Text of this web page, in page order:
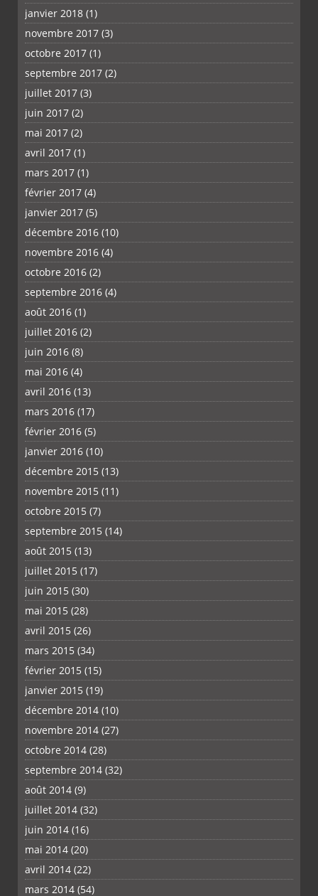
janvier 2018 (1)
novembre 2017 (3)
octobre 2017 (1)
septembre 2017 (2)
juillet 2017 (3)
juin 2017 (2)
mai 2017 (2)
avril 2017 (1)
mars 2017 (1)
février 2017 (4)
janvier 2017 (5)
décembre 2016 (10)
novembre 2016 (4)
octobre 2016 (2)
septembre 2016 (4)
août 2016 (1)
juillet 2016 (2)
juin 2016 (8)
mai 2016 (4)
avril 2016 (13)
mars 2016 (17)
février 2016 (5)
janvier 2016 (10)
décembre 2015 (13)
novembre 2015 (11)
octobre 2015 (7)
septembre 2015 (14)
août 2015 (13)
juillet 2015 (17)
juin 2015 (30)
mai 2015 (28)
avril 2015 (26)
mars 2015 (34)
février 2015 (15)
janvier 2015 (19)
décembre 2014 (10)
novembre 2014 (27)
octobre 2014 (28)
septembre 2014 (32)
août 2014 (9)
juillet 2014 (32)
juin 2014 (16)
mai 2014 (20)
avril 2014 (22)
mars 2014 (54)